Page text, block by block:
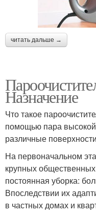
читать дальше →
Назначение
Что такое
помощью пара
различные
На первоначальном
крупных
постоянная уборка:
Впоследствии их
в частных домах и